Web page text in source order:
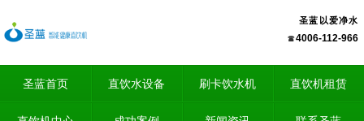
圣蓝以爱净水
4006-112-966
圣蓝首页 直饮水设备 刷卡饮水机 直饮机租赁